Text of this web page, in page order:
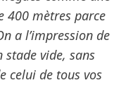
400 mètres parce
a l’impression de
vide, sans
celui de tous vos